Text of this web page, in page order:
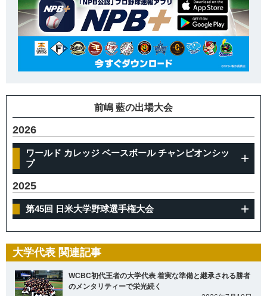
前嶋 藍の出場大会
2026
ワールド カレッジ ベースボール チャンピオンシッ
プ
2025
第45回 日米大学野球選手権大会
大学代表 関連記事
WCBC初代王者の大学代表 着実な準備と継承される勝者
のメンタリティーで栄光続く